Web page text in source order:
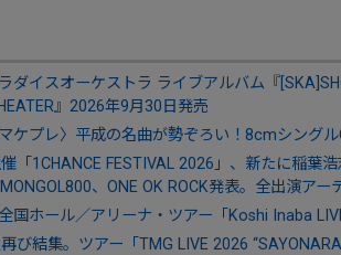
ダイスオーケストラ ライブアルバム『
』2026年9月30日発売
マケプレ〉平成の名曲が勢ぞろい！8cmシング
「1CHANCE FESTIVAL 2026」、新たに稲葉
、ONE OK ROCK発表。全出演ア
国ホール／アリーナ・ツアー「Koshi Inaba
び結集。ツアー「TMG LIVE 2026